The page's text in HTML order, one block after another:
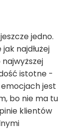
jedno.
najdłużej
istotne -
jest
bo nie ma tu
klientów